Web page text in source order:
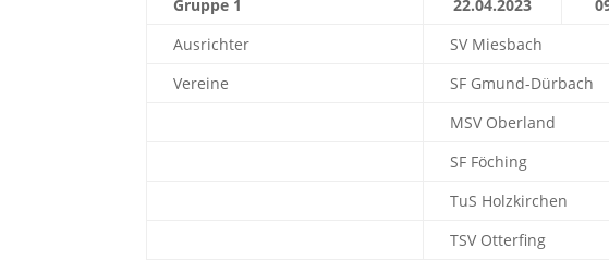
Gruppe 1 22.04.2023
Ausrichter
SV Miesbach
Vereine
SF Gmund-Dürbach
MSV Oberland
SF Föching
TuS Holzkirchen
TSV Otterfing